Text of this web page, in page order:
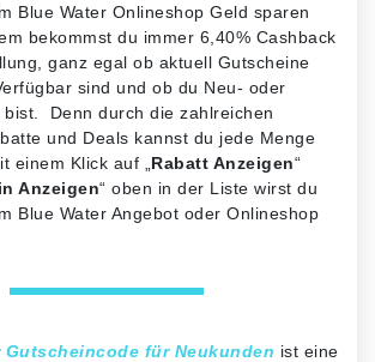
Blue Water Onlineshop Geld sparen
bekommst du immer 6,40% Cashback
ganz egal ob aktuell Gutscheine
sind und ob du Neu- oder
bist. Denn durch die zahlreichen
und Deals kannst du jede Menge
einem Klick auf „ Rabatt Anzeigen“
Anzeigen“ oben in der Liste wirst du
Blue Water Angebot oder Onlineshop
Gutscheincode für Neukunden ist eine